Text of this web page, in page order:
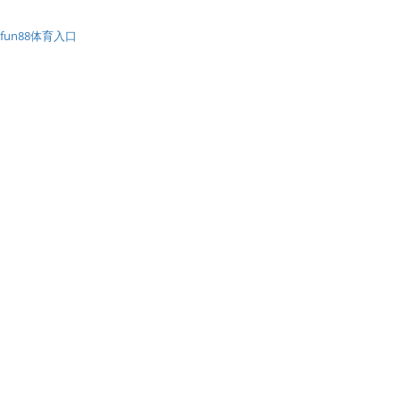
fun88体育入口